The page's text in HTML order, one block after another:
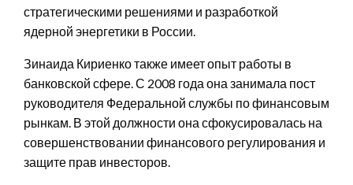
стратегическими решениями и разработкой
ядерной энергетики в России.
Зинаида Кириенко также имеет опыт работы в
банковской сфере. С 2008 года она занимала пост
руководителя Федеральной службы по финансовым
рынкам. В этой должности она сфокусировалась на
совершенствовании финансового регулирования и
защите прав инвесторов.